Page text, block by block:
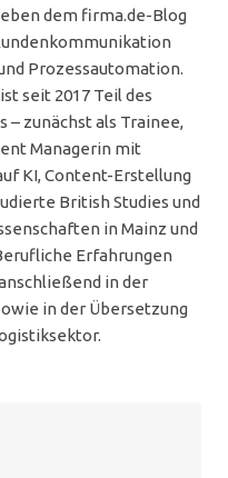
dem firma.de-Blog
Prozessautomation.
seit 2017 Teil des
– zunächst als Trainee,
Managerin mit
KI, Content-Erstellung
British Studies und
in Mainz und
Erfahrungen
in der
in der Übersetzung